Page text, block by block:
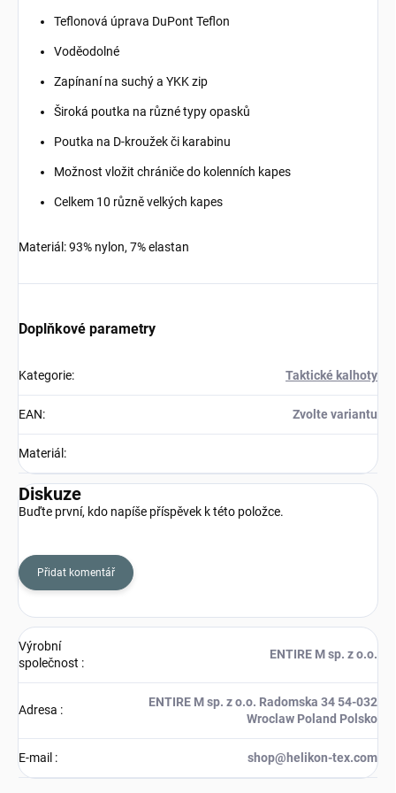
Teflonová úprava DuPont Teflon
Voděodolné
Zapínaní na suchý a YKK zip
Široká poutka na různé typy opasků
Poutka na D-kroužek či karabinu
Možnost vložit chrániče do kolenních kapes
Celkem 10 různě velkých kapes
Materiál: 93% nylon, 7% elastan
Doplňkové parametry
Kategorie: Taktické kalhoty
EAN: Zvolte variantu
Materiál :
Diskuze
Buďte první, kdo napíše příspěvek k této položce.
Přidat komentář
Výrobní
společnost :
ENTIRE M sp. z o.o.
Adresa :
ENTIRE M sp. z o.o. Radomska 34 54-032
Wroclaw Poland Polsko
E-mail : shop@helikon-tex.com